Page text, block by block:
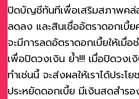
ปิดบัญชีทันทีเพื่อเสริมสภาพคล่
ลดลง และสินเชื่ออัตราดอกเบี้
จะมีการลดอัตราดอกเบี้ยให้เมื่อ
เพื่อปิดวงเงิน ย้ำ!!! เมื่อปิดวงเ
ทำเช่นนี้ จะส่งผลให้เราได้ประโ
ประหยัดดอกเบี้ย มีเงินสดสำรอ